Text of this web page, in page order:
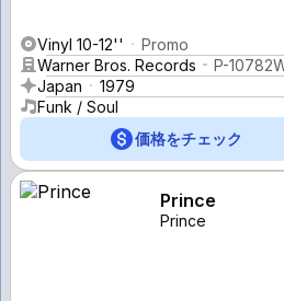
Vinyl 10-12''
Promo
Warner Bros. Records
P-
Japan
1979
Funk / Soul
価格をチェック
Prince
Prince